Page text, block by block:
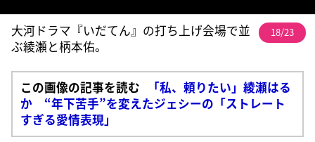
大河ドラマ『いだてん』の打ち上げ会場で並
ぶ綾瀬と柄本佑。
18/23
この画像の記事を読む
「私、頼りたい」綾瀬はる
か “年下苦手”を変えたジェシーの「ストレート
すぎる愛情表現」